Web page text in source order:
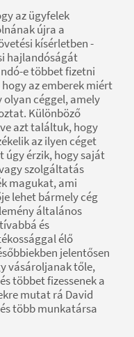
az ügyfelek
újra a
kísérletben -
hajlandóságát
e többet fizetni
az emberek miért
olyan céggel, amely
Különböző
azt találtuk, hogy
az ilyen céget
úgy érzik, hogy saját
szolgáltatás
magukat, ami
lehet bármely cég
általános
és
élő
jelentősen
vásároljanak tőle,
többet fizessenek a
mutat rá David
több munkatársa